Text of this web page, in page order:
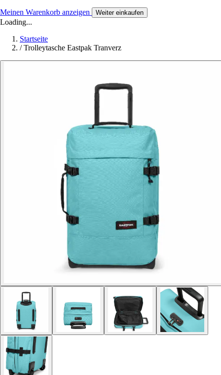
Meinen Warenkorb anzeigen Weiter einkaufen
Loading...
Startseite
/ Trolleytasche Eastpak Tranverz